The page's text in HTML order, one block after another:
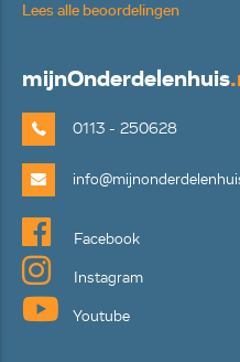
Lees alle beoordelingen
mijnOnderdelenhuis
0113 - 250628
Facebook
Instagram
Youtube